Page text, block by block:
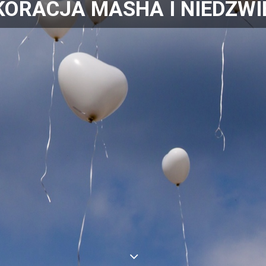
MASHA I